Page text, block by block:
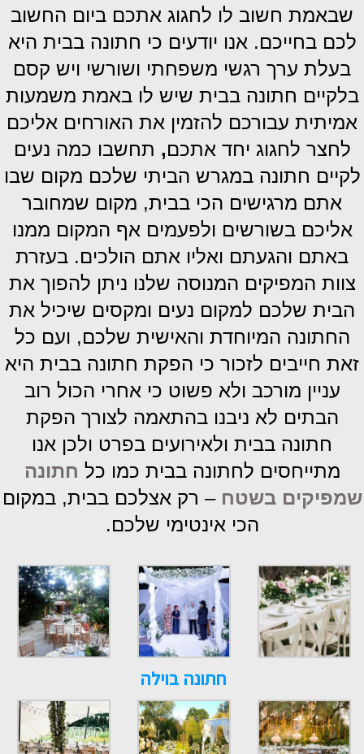
שבאמת חשוב לו לחגוג אתכם ביום החשוב
לכם בחייכם. אנו יודעים כי חתונה בבית היא
בעלת ערך רגשי משפחתי ושורשי ויש קסם
בלקיים חתונה בבית שיש לו באמת משמעות
אמיתית עבורכם להזמין את האורחים אליכם
לחצר לחגוג יחד אתכם, תחשבו כמה נעים
לקיים חתונה במגרש הביתי שלכם מקום שבו
אתם מרגישים הכי בבית, מקום שמחובר
אליכם בשורשים ולפעמים אף המקום ממנו
באתם והגעתם ואליו אתם הולכים. בעזרת
צוות המפיקים המנוסה שלנו ניתן להפוך את
הבית שלכם למקום נעים ומקסים שיכיל את
החתונה המיוחדת והאישית שלכם, ועם כל
זאת חייבים לזכור כי הפקת חתונה בבית היא
עניין מורכב ולא פשוט כי אחרי הכול רוב
הבתים לא ניבנו בהתאמה לצורך הפקת
חתונה בבית ולאירועים בפרט ולכן אנו
מתייחסים לחתונה בבית כמו כל חתונה
שמפיקים בשטח – רק אצלכם בבית, במקום
הכי אינטימי שלכם.
חתונה בוילה